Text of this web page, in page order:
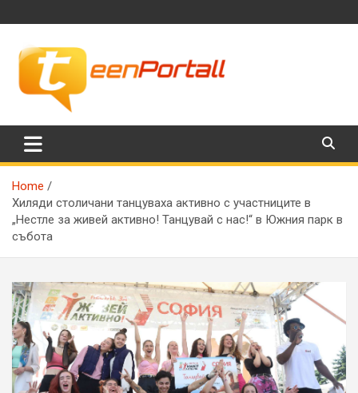
to
TeenPortall
Home
Хиляди столичани танцуваха активно с участниците в
„Нестле за живей активно! Танцувай с нас!“ в Южния парк в
събота